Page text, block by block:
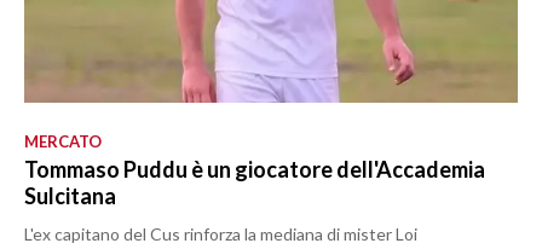
MERCATO
Tommaso Puddu è un giocatore dell'Accademia
Sulcitana
L'ex capitano del Cus rinforza la mediana di mister Loi